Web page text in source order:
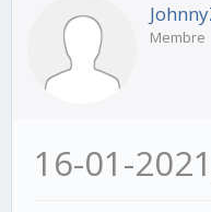
Membre
16-01-